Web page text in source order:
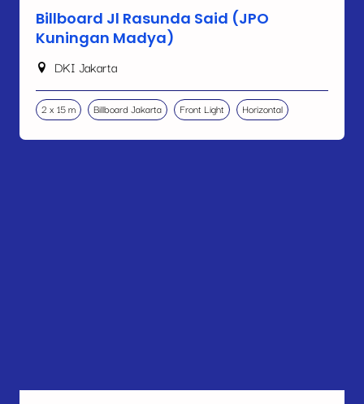
Billboard Jl Rasunda Said (JPO
Kuningan Madya)
DKI Jakarta
2 x 15 m Billboard Jakarta Front Light Horizontal